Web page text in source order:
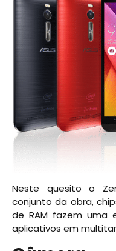
Neste quesito o
conjunto da obra,
de RAM fazem uma
aplicativos em